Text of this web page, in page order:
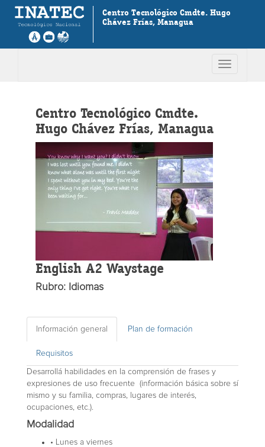
Centro Tecnológico Cmdte. Hugo
Chávez Frías, Managua
Toggle
Centro Tecnológico Cmdte.
Hugo Chávez Frías, Managua
English A2 Waystage
Rubro: Idiomas
Información general Plan de formación
Requisitos
Desarrollá habilidades en la comprensión de frases y
expresiones de uso frecuente (información básica sobre sí
mismo y su familia, compras, lugares de interés,
ocupaciones, etc.).
Modalidad
• Lunes a viernes